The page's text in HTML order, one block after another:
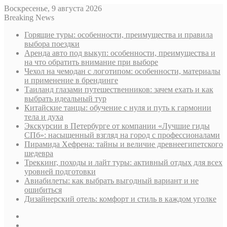
Воскресенье, 9 августа 2026
Breaking News
Горящие туры: особенности, преимущества и правила
выбора поездки
Аренда авто под выкуп: особенности, преимущества и
на что обратить внимание при выборе
Чехол на чемодан с логотипом: особенности, материалы
и применение в брендинге
Таиланд глазами путешественников: зачем ехать и как
выбрать идеальный тур
Китайские танцы: обучение с нуля и путь к гармонии
тела и духа
Экскурсии в Петербурге от компании «Лучшие гиды
СПб»: насыщенный взгляд на город с профессионалами
Пирамида Хефрена: тайны и величие древнеегипетского
шедевра
Треккинг, походы и лайт туры: активный отдых для всех
уровней подготовки
Авиабилеты: как выбрать выгодный вариант и не
ошибиться
Дизайнерский отель: комфорт и стиль в каждом уголке